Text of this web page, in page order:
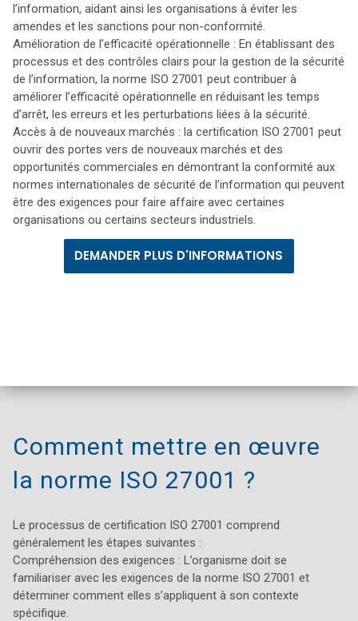
l’information, aidant ainsi les organisations à éviter les
amendes et les sanctions pour non-conformité.
Amélioration de l’efficacité opérationnelle : En établissant des
processus et des contrôles clairs pour la gestion de la sécurité
de l’information, la norme ISO 27001 peut contribuer à
améliorer l’efficacité opérationnelle en réduisant les temps
d’arrêt, les erreurs et les perturbations liées à la sécurité.
Accès à de nouveaux marchés : la certification ISO 27001 peut
ouvrir des portes vers de nouveaux marchés et des
opportunités commerciales en démontrant la conformité aux
normes internationales de sécurité de l’information qui peuvent
être des exigences pour faire affaire avec certaines
organisations ou certains secteurs industriels.
DEMANDER PLUS D'INFORMATIONS
Comment mettre en œuvre
la norme ISO 27001 ?
Le processus de certification ISO 27001 comprend
généralement les étapes suivantes :
Compréhension des exigences : L’organisme doit se
familiariser avec les exigences de la norme ISO 27001 et
déterminer comment elles s’appliquent à son contexte
spécifique.